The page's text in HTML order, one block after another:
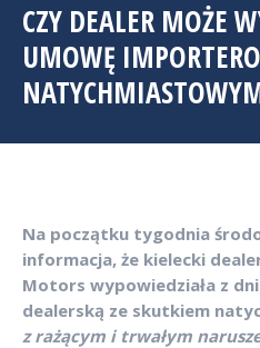
CZY DEALER MOŻE
UMOWĘ
Na początku tygodnia
informacja, że kielecki
Motors wypowiedziała z
dealerską ze skutkiem
z rażącym i trwałym